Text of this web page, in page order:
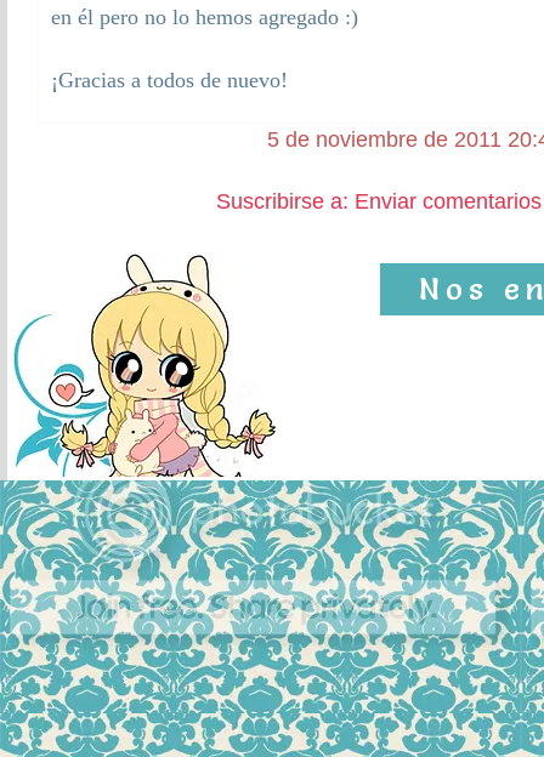
en él pero no lo hemos agregado :)
¡Gracias a todos de nuevo!
5 de noviembre de 2011
Suscribirse a: Enviar
Nos